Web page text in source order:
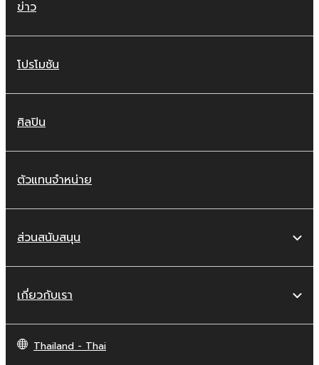
ข่าว
โปรโมชัน
ศิลปิน
ตัวแทนจำหน่าย
ส่วนสนับสนุน
เกี่ยวกับเรา
Thailand - Thai